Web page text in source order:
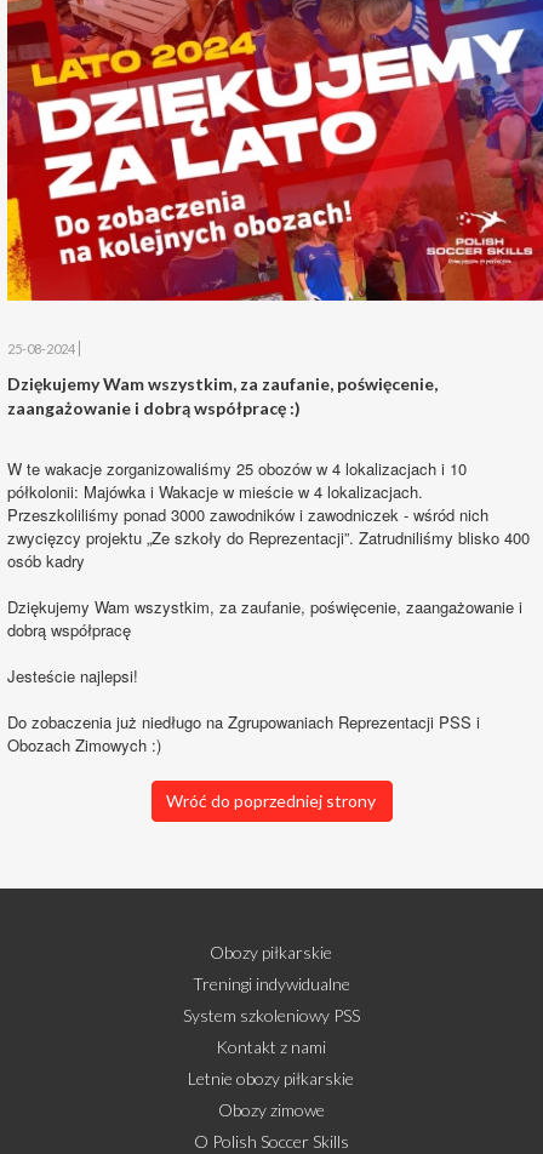
25-08-2024
Dziękujemy Wam wszystkim, za zaufanie, poświęcenie,
zaangażowanie i dobrą współpracę :)
W te wakacje zorganizowaliśmy 25 obozów w 4 lokalizacjach i 10
półkolonii: Majówka i Wakacje w mieście w 4 lokalizacjach.
Przeszkoliliśmy ponad 3000 zawodników i zawodniczek - wśród nich
zwycięzcy projektu „Ze szkoły do Reprezentacji”. Zatrudniliśmy blisko 400
osób kadry
Dziękujemy Wam wszystkim, za zaufanie, poświęcenie, zaangażowanie i
dobrą współpracę
Jesteście najlepsi!
Do zobaczenia już niedługo na Zgrupowaniach Reprezentacji PSS i
Obozach Zimowych :)
Wróć do poprzedniej strony
Obozy piłkarskie
Treningi indywidualne
System szkoleniowy PSS
Kontakt z nami
Letnie obozy piłkarskie
Obozy zimowe
O Polish Soccer Skills